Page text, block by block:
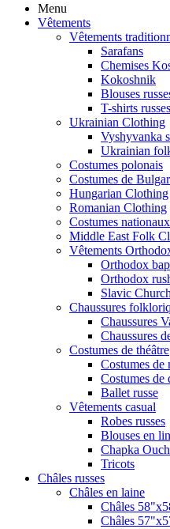
Menu
Vêtements
Vêtements
Sarafans
Chemises
Kokoshnik
Blouses
T-shirts russes
Ukrainian Clothing
Vyshyvanka
Ukrainian
Costumes polonais
Costumes de
Hungarian Clothing
Romanian Clothing
Costumes nationaux
Middle East Folk
Vêtements
Orthodox
Orthodox
Slavic
Chaussures
Chaussures
Chaussures
Costumes de théâtre
Costumes de
Costumes de
Ballet russe
Vêtements casual
Robes russes
Blouses en lin
Chapka
Tricots
Châles russes
Châles en laine
Châles
Châles